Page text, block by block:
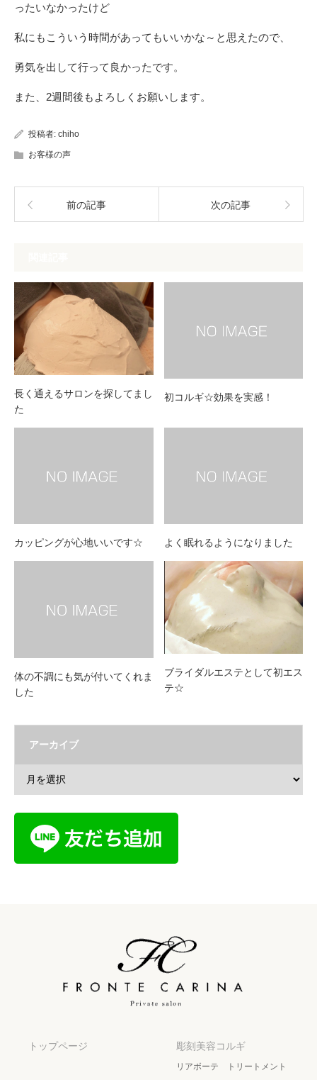
ったいなかったけど
私にもこういう時間があってもいいかな～と思えたので、
勇気を出して行って良かったです。
また、2週間後もよろしくお願いします。
投稿者: chiho
お客様の声
前の記事 次の記事
長く通えるサロンを探してまし
た
初コルギ☆効果を実感！
カッピングが心地いいです☆ よく眠れるようになりました
体の不調にも気が付いてくれま
した
ブライダルエステとして初エス
テ☆
アーカイブ
トップページ 彫刻美容コルギ
リアボーテ トリートメント